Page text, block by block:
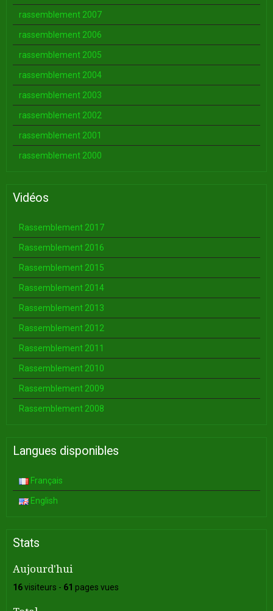
rassemblement 2007
rassemblement 2006
rassemblement 2005
rassemblement 2004
rassemblement 2003
rassemblement 2002
rassemblement 2001
rassemblement 2000
Vidéos
Rassemblement 2017
Rassemblement 2016
Rassemblement 2015
Rassemblement 2014
Rassemblement 2013
Rassemblement 2012
Rassemblement 2011
Rassemblement 2010
Rassemblement 2009
Rassemblement 2008
Langues disponibles
Français
English
Stats
Aujourd'hui
16visiteurs - 61 pages vues